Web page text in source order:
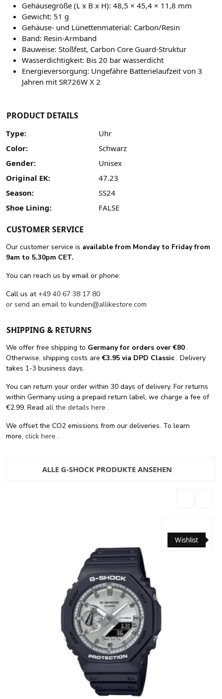
Gehäusegröße (L x B x H): 48,5 × 45,4 × 11,8 mm
Gewicht: 51 g
Gehäuse- und Lünettenmaterial: Carbon/Resin
Band: Resin-Armband
Bauweise: Stoßfest, Carbon Core Guard-Struktur
Wasserdichtigkeit: Bis 20 bar wasserdicht
Energieversorgung: Ungefähre Batterielaufzeit von 3
Jahren mit SR726W X 2
PRODUCT DETAILS
Type:
Uhr
Color:
Schwarz
Gender:
Unisex
Original EK:
47.23
Season:
SS24
Shoe Lining:
FALSE
CUSTOMER SERVICE
Our customer service is available from Monday to Friday from
9am to 5.30pm CET.
You can reach us by email or phone:
Call us at+49 40 67 38 17 80
or send an email to kunden@allikestore.com
SHIPPING & RETURNS
We offer free shipping to Germany for orders over €80 .
Otherwise, shipping costs are€3.95 via DPD Classic . Delivery
takes 1-3 business days.
You can return your order within 30 days of delivery. For returns
within Germany using a prepaid return label, we charge a fee of
€2.99. Read all the details here .
We offset the CO2 emissions from our deliveries. To learn
more, click here .
ALLE G-SHOCK PRODUKTE ANSEHEN
Wishlist